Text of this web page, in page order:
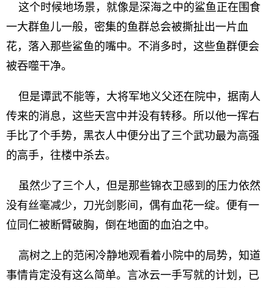
这个时候地场景，就像是深海之中的鲨鱼正在围食
一大群鱼儿一般，密集的鱼群总会被撕扯出一片血
花，落入那些鲨鱼的嘴中。不消多时，这些鱼群便会
被吞噬干净。
但是谭武不能等，大将军地义父还在院中，据南人
传来的消息，这些天宫中并没有转移。所以他一挥右
手比了个手势，黑衣人中便分出了三个武功最为高强
的高手，往楼中杀去。
虽然少了三个人，但是那些锦衣卫感到的压力依然
没有丝毫减少，刀光剑影间，偶有血花一绽。便有一
位同仁被断臂破胸，倒在地面的血泊之中。
高树之上的范闲冷静地观看着小院中的局势，知道
事情肯定没有这么简单。言冰云一手写就的计划，已